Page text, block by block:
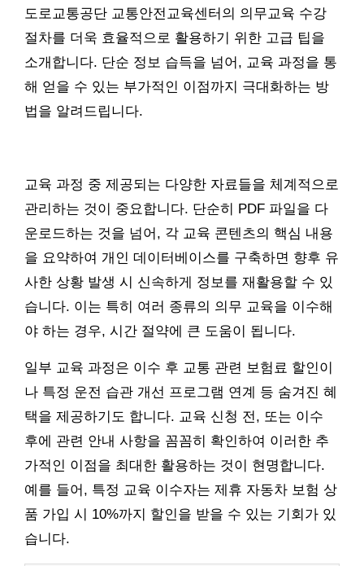
도로교통공단 교통안전교육센터의 의무교육 수강
절차를 더욱 효율적으로 활용하기 위한 고급 팁을
소개합니다. 단순 정보 습득을 넘어, 교육 과정을 통
해 얻을 수 있는 부가적인 이점까지 극대화하는 방
법을 알려드립니다.
교육 과정 중 제공되는 다양한 자료들을 체계적으로
관리하는 것이 중요합니다. 단순히 PDF 파일을 다
운로드하는 것을 넘어, 각 교육 콘텐츠의 핵심 내용
을 요약하여 개인 데이터베이스를 구축하면 향후 유
사한 상황 발생 시 신속하게 정보를 재활용할 수 있
습니다. 이는 특히 여러 종류의 의무 교육을 이수해
야 하는 경우, 시간 절약에 큰 도움이 됩니다.
일부 교육 과정은 이수 후 교통 관련 보험료 할인이
나 특정 운전 습관 개선 프로그램 연계 등 숨겨진 혜
택을 제공하기도 합니다. 교육 신청 전, 또는 이수
후에 관련 안내 사항을 꼼꼼히 확인하여 이러한 추
가적인 이점을 최대한 활용하는 것이 현명합니다.
예를 들어, 특정 교육 이수자는 제휴 자동차 보험 상
품 가입 시 10%까지 할인을 받을 수 있는 기회가 있
습니다.